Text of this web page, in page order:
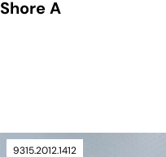
Shore A
9315.2012.1412